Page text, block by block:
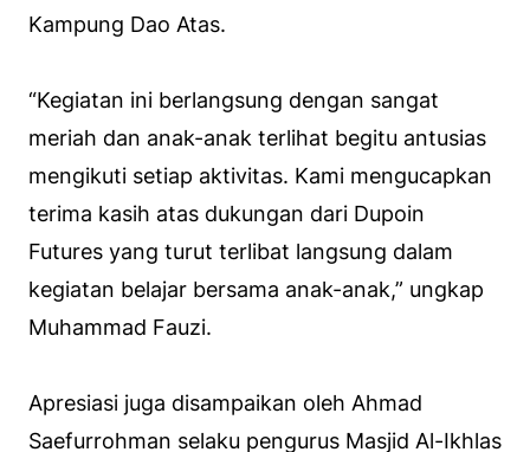
Kampung Dao Atas.
“Kegiatan ini berlangsung dengan sangat
meriah dan anak-anak terlihat begitu antusias
mengikuti setiap aktivitas. Kami mengucapkan
terima kasih atas dukungan dari Dupoin
Futures yang turut terlibat langsung dalam
kegiatan belajar bersama anak-anak,” ungkap
Muhammad Fauzi.
Apresiasi juga disampaikan oleh Ahmad
Saefurrohman selaku pengurus Masjid Al-Ikhlas